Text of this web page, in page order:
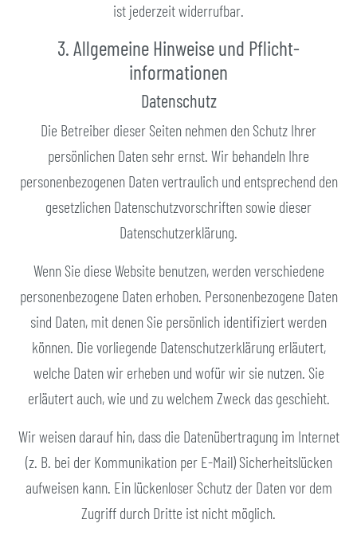
ist jederzeit widerrufbar.
3. Allgemeine Hinweise und Pflicht­
informationen
Datenschutz
Die Betreiber dieser Seiten nehmen den Schutz Ihrer
persönlichen Daten sehr ernst. Wir behandeln Ihre
personenbezogenen Daten vertraulich und entsprechend den
gesetzlichen Datenschutzvorschriften sowie dieser
Datenschutzerklärung.
Wenn Sie diese Website benutzen, werden verschiedene
personenbezogene Daten erhoben. Personenbezogene Daten
sind Daten, mit denen Sie persönlich identifiziert werden
können. Die vorliegende Datenschutzerklärung erläutert,
welche Daten wir erheben und wofür wir sie nutzen. Sie
erläutert auch, wie und zu welchem Zweck das geschieht.
Wir weisen darauf hin, dass die Datenübertragung im Internet
(z. B. bei der Kommunikation per E-Mail) Sicherheitslücken
aufweisen kann. Ein lückenloser Schutz der Daten vor dem
Zugriff durch Dritte ist nicht möglich.